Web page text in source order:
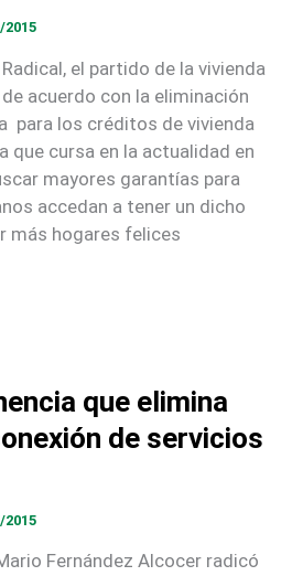
2015
el partido de la vivienda
acuerdo con la eliminación
para los créditos de vivienda
que cursa en la actualidad en
mayores garantías para
accedan a tener un dicho
más hogares felices
que elimina
de servicios
2015
Fernández Alcocer radicó